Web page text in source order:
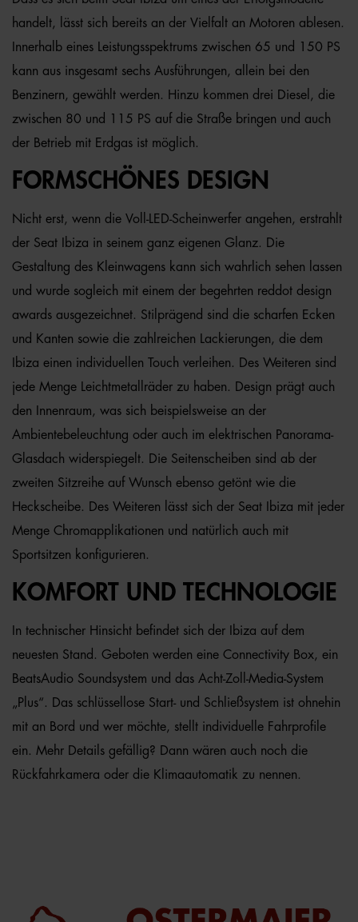
handelt, lässt sich bereits an der Vielfalt an Motoren ablesen.
Innerhalb eines Leistungsspektrums zwischen 65 und 150 PS
kann aus insgesamt sechs Ausführungen, allein bei den
Benzinern, gewählt werden. Hinzu kommen drei Diesel, die
zwischen 80 und 115 PS auf die Straße bringen und auch
der Betrieb mit Erdgas ist möglich.
FORMSCHÖNES DESIGN
Nicht erst, wenn die Voll-LED-Scheinwerfer angehen, erstrahlt
der Seat Ibiza in seinem ganz eigenen Glanz. Die
Gestaltung des Kleinwagens kann sich wahrlich sehen lassen
und wurde sogleich mit einem der begehrten reddot design
awards ausgezeichnet. Stilprägend sind die scharfen Ecken
und Kanten sowie die zahlreichen Lackierungen, die dem
Ibiza einen individuellen Touch verleihen. Des Weiteren sind
jede Menge Leichtmetallräder zu haben. Design prägt auch
den Innenraum, was sich beispielsweise an der
Ambientebeleuchtung oder auch im elektrischen Panorama-
Glasdach widerspiegelt. Die Seitenscheiben sind ab der
zweiten Sitzreihe auf Wunsch ebenso getönt wie die
Heckscheibe. Des Weiteren lässt sich der Seat Ibiza mit jeder
Menge Chromapplikationen und natürlich auch mit
Sportsitzen konfigurieren.
KOMFORT UND TECHNOLOGIE
In technischer Hinsicht befindet sich der Ibiza auf dem
neuesten Stand. Geboten werden eine Connectivity Box, ein
BeatsAudio Soundsystem und das Acht-Zoll-Media-System
„Plus“. Das schlüssellose Start- und Schließsystem ist ohnehin
mit an Bord und wer möchte, stellt individuelle Fahrprofile
ein. Mehr Details gefällig? Dann wären auch noch die
Rückfahrkamera oder die Klimaautomatik zu nennen.